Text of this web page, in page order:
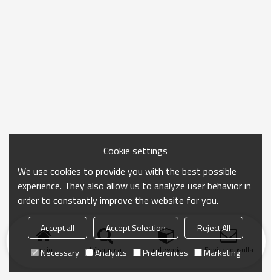
Inicio búsqueda categoría Enviar consulta
Cookie settings
We use cookies to provide you with the best possible
experience. They also allow us to analyze user behavior in
order to constantly improve the website for you.
Accept all Accept Selection
Reject All
Necessary
Analytics Preferences Marketing